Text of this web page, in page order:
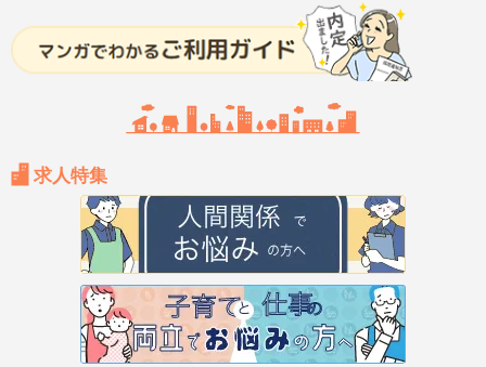
求人特集